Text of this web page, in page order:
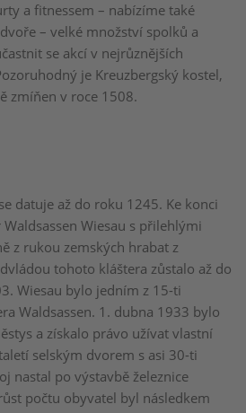
a fitnessem – nabízíme také
– velké množství spolků a
se akcí v nejrůznějších
je Kreuzbergský kostel,
zmíňen v roce 1508.
datuje až do roku 1245. Ke konci
Wiesau s přilehlými
z rukou zemských hrabat z
tohoto kláštera zůstalo až do
Wiesau bylo jedním z 15-ti
Waldsassen. 1. dubna 1933 bylo
a získalo právo užívat vlastní
selským dvorem s asi 30-ti
nastal po výstavbě železnice
počtu obyvatel byl následkem